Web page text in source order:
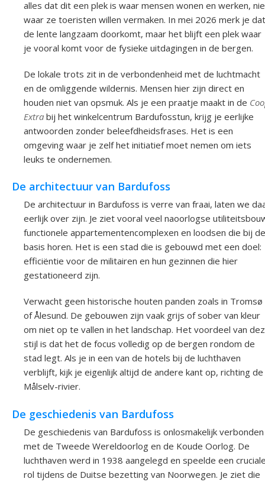
alles dat dit een plek is waar mensen wonen en werken,
waar ze toeristen willen vermaken. In mei 2026 merk je dat
de lente langzaam doorkomt, maar het blijft een plek waar
je vooral komt voor de fysieke uitdagingen in de bergen.
De lokale trots zit in de verbondenheid met de luchtmacht
en de omliggende wildernis. Mensen hier zijn direct en
houden niet van opsmuk. Als je een praatje maakt in de
Extra bij het winkelcentrum Bardufosstun, krijg je eerlijke
antwoorden zonder beleefdheidsfrases. Het is een
omgeving waar je zelf het initiatief moet nemen om iets
leuks te ondernemen.
De architectuur van Bardufoss
De architectuur in Bardufoss is verre van fraai, laten we
eerlijk over zijn. Je ziet vooral veel naoorlogse
functionele appartementencomplexen en loodsen die bij de
basis horen. Het is een stad die is gebouwd met een doel:
efficiëntie voor de militairen en hun gezinnen die hier
gestationeerd zijn.
Verwacht geen historische houten panden zoals in Tromsø
of Ålesund. De gebouwen zijn vaak grijs of sober van kleur
om niet op te vallen in het landschap. Het voordeel van
stijl is dat het de focus volledig op de bergen rondom de
stad legt. Als je in een van de hotels bij de luchthaven
verblijft, kijk je eigenlijk altijd de andere kant op, richting de
Målselv-rivier.
De geschiedenis van Bardufoss
De geschiedenis van Bardufoss is onlosmakelijk verbonden
met de Tweede Wereldoorlog en de Koude Oorlog. De
luchthaven werd in 1938 aangelegd en speelde een
rol tijdens de Duitse bezetting van Noorwegen. Je ziet die